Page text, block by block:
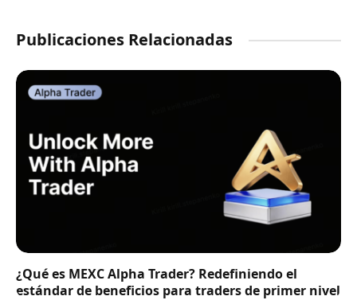
Publicaciones Relacionadas
¿Qué es MEXC Alpha Trader? Redefiniendo el
estándar de beneficios para traders de primer nivel